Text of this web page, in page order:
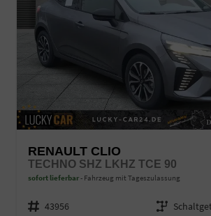
RENAULT CLIO
TECHNO SHZ LKHZ TCE 90
sofort lieferbar Fahrzeug mit Tageszulassung
Fahrzeugnr. 43956 Getriebe